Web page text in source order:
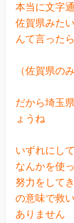
本当に文字
佐賀県みた
んて言った
（佐賀県の
だから埼玉
ょうね
いずれにし
なんかを使
努力をして
の意味で救
ありません